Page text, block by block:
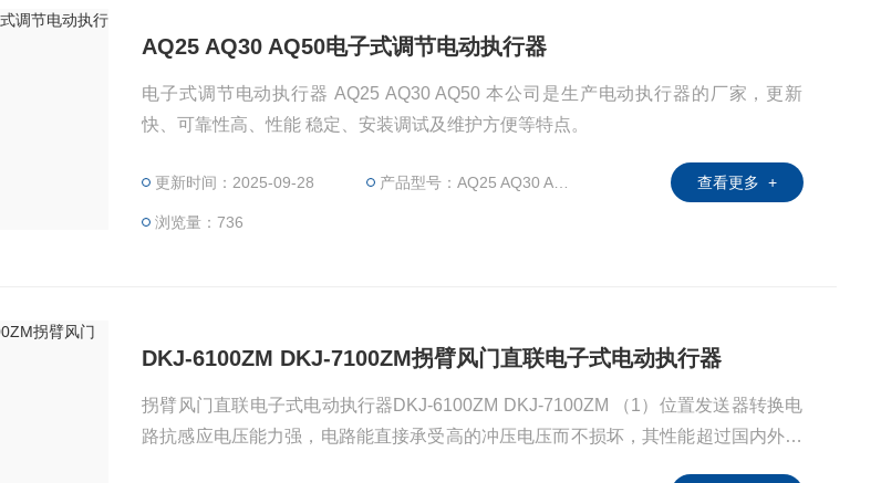
AQ25 AQ30 AQ50电子式调节电动执行器
电子式调节电动执行器 AQ25 AQ30 AQ50 本公司是生产电动执行器的厂家，更新
快、可靠性高、性能 稳定、安装调试及维护方便等特点。
更新时间：2025-09-28 产品型号：AQ25 AQ30 AQ50
浏览量：736
查看更多 +
DKJ-6100ZM DKJ-7100ZM拐臂风门直联电子式电动执行器
拐臂风门直联电子式电动执行器DKJ-6100ZM DKJ-7100ZM （1）位置发送器转换电
路抗感应电压能力强，电路能直接承受高的冲压电压而不损坏，其性能超过国内外同